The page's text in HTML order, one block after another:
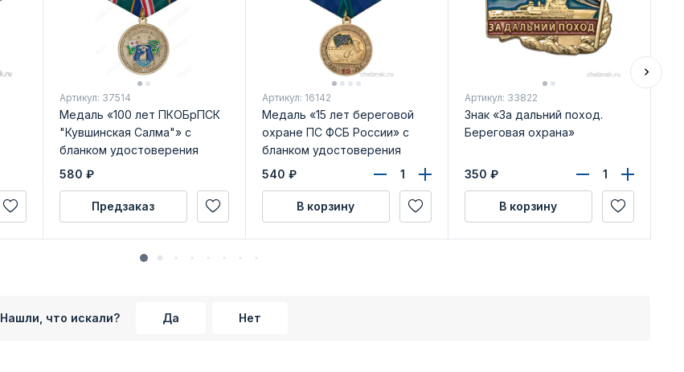
Артикул: 37514
Медаль «100 лет ПКОБрПСК
"Кувшинская Салма"» с
бланком удостоверения
580 ₽
Предзаказ
Артикул: 16142
Медаль «15 лет береговой
охране ПС ФСБ России» с
бланком удостоверения
540 ₽
В корзину
Артикул: 33822
Знак «За дальний поход.
Береговая охрана»
350 ₽
В корзину
Нашли, что искали? Да Нет